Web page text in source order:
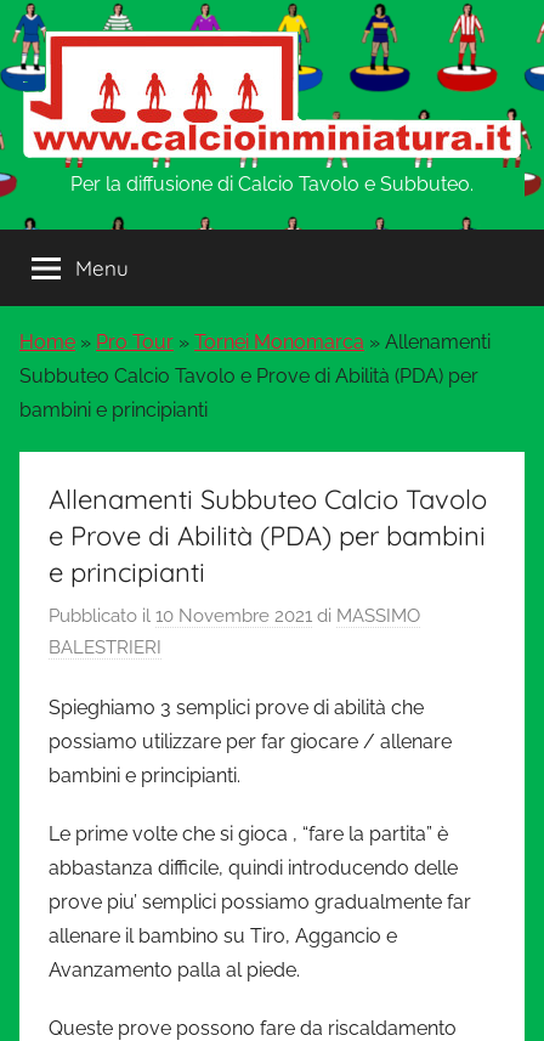
Salta
al
contenuto
w
w
.
C
m
Per la diffusione di Calcio Tavolo e Subbuteo.
Menu
Home » Pro Tour » Tornei Monomarca » Allenamenti
Subbuteo Calcio Tavolo e Prove di Abilità (PDA) per
bambini e principianti
Allenamenti Subbuteo Calcio Tavolo
e Prove di Abilità (PDA) per bambini
e principianti
Pubblicato il 10 Novembre 2021 di MASSIMO
BALESTRIERI
Spieghiamo 3 semplici prove di abilità che
possiamo utilizzare per far giocare / allenare
bambini e principianti.
Le prime volte che si gioca , “fare la partita” è
abbastanza difficile, quindi introducendo delle
prove piu’ semplici possiamo gradualmente far
allenare il bambino su Tiro, Aggancio e
Avanzamento palla al piede.
Queste prove possono fare da riscaldamento